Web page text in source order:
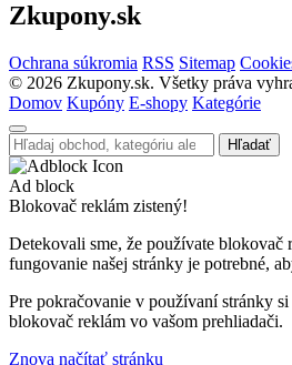
Zkupony.sk
Ochrana súkromia RSS Sitemap
© 2026 Zkupony.sk. Všetky práva
Domov Kupóny E-shopy Kategórie
Hľadať
Ad block
Blokovač reklám zistený!
Detekovali sme, že používate blokovač
fungovanie našej stránky je potrebné,
Pre pokračovanie v používaní stránky
blokovač reklám vo vašom prehliadači.
Znova načítať stránku